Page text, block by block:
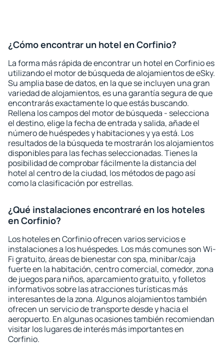
¿Cómo encontrar un hotel en Corfinio?
La forma más rápida de encontrar un hotel en Corfinio es
utilizando el motor de búsqueda de alojamientos de eSky.
Su amplia base de datos, en la que se incluyen una gran
variedad de alojamientos, es una garantía segura de que
encontrarás exactamente lo que estás buscando.
Rellena los campos del motor de búsqueda - selecciona
el destino, elige la fecha de entrada y salida, añade el
número de huéspedes y habitaciones y ya está. Los
resultados de la búsqueda te mostrarán los alojamientos
disponibles para las fechas seleccionadas. Tienes la
posibilidad de comprobar fácilmente la distancia del
hotel al centro de la ciudad, los métodos de pago así
como la clasificación por estrellas.
¿Qué instalaciones encontraré en los hoteles
en Corfinio?
Los hoteles en Corfinio ofrecen varios servicios e
instalaciones a los huéspedes. Los más comunes son Wi-
Fi gratuito, áreas de bienestar con spa, minibar/caja
fuerte en la habitación, centro comercial, comedor, zona
de juegos para niños, aparcamiento gratuito, y folletos
informativos sobre las atracciones turísticas más
interesantes de la zona. Algunos alojamientos también
ofrecen un servicio de transporte desde y hacia el
aeropuerto. En algunas ocasiones también recomiendan
visitar los lugares de interés más importantes en
Corfinio.